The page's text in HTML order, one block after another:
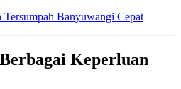
Tersumpah Banyuwangi Cepat
Keperluan